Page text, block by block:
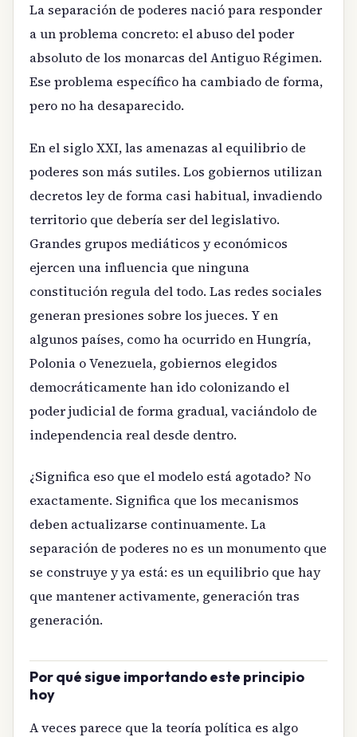
La separación de poderes nació para responder
a un problema concreto: el abuso del poder
absoluto de los monarcas del Antiguo Régimen.
Ese problema específico ha cambiado de forma,
pero no ha desaparecido.
En el siglo XXI, las amenazas al equilibrio de
poderes son más sutiles. Los gobiernos utilizan
decretos ley de forma casi habitual, invadiendo
territorio que debería ser del legislativo.
Grandes grupos mediáticos y económicos
ejercen una influencia que ninguna
constitución regula del todo. Las redes sociales
generan presiones sobre los jueces. Y en
algunos países, como ha ocurrido en Hungría,
Polonia o Venezuela, gobiernos elegidos
democráticamente han ido colonizando el
poder judicial de forma gradual, vaciándolo de
independencia real desde dentro.
¿Significa eso que el modelo está agotado? No
exactamente. Significa que los mecanismos
deben actualizarse continuamente. La
separación de poderes no es un monumento que
se construye y ya está: es un equilibrio que hay
que mantener activamente, generación tras
generación.
Por qué sigue importando este principio
hoy
A veces parece que la teoría política es algo